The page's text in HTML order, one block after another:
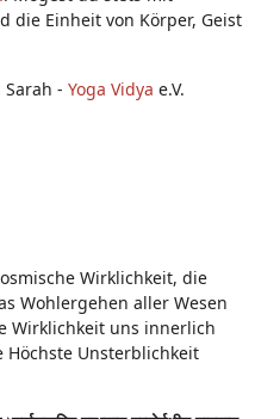
die Einheit von Körper, Geist
- Yoga Vidya e.V.
Wirklichkeit, die
Wohlergehen aller Wesen
Wirklichkeit uns innerlich
Höchste Unsterblichkeit